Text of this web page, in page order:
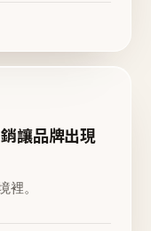
讓品牌出現
裡。